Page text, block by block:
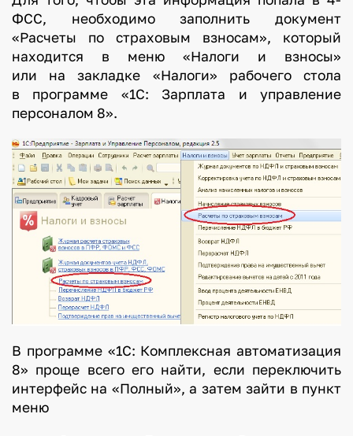
ФСС, необходимо заполнить документ
«Расчеты по страховым взносам», который
находится в меню «Налоги и взносы»
или на закладке «Налоги» рабочего стола
в программе «1С: Зарплата и управление
персоналом 8».
В программе «1С: Комплексная автоматизация
8» проще всего его найти, если переключить
интерфейс на «Полный», а затем зайти в пункт
меню